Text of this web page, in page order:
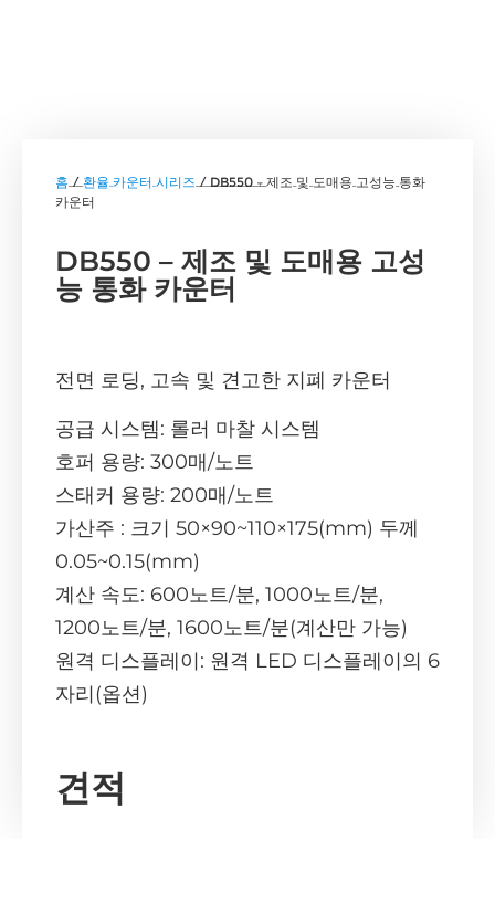
홈/환율 카운터 시리즈/ DB550 – 제조 및 도매용 고성능 통화
카운터
DB550 – 제조 및 도매용 고성
능 통화 카운터
전면 로딩, 고속 및 견고한 지폐 카운터
공급 시스템: 롤러 마찰 시스템
호퍼 용량: 300매/노트
스태커 용량: 200매/노트
가산주 : 크기 50×90~110×175(mm) 두께
0.05~0.15(mm)
계산 속도: 600노트/분, 1000노트/분,
1200노트/분, 1600노트/분(계산만 가능)
원격 디스플레이: 원격 LED 디스플레이의 6
자리(옵션)
견적